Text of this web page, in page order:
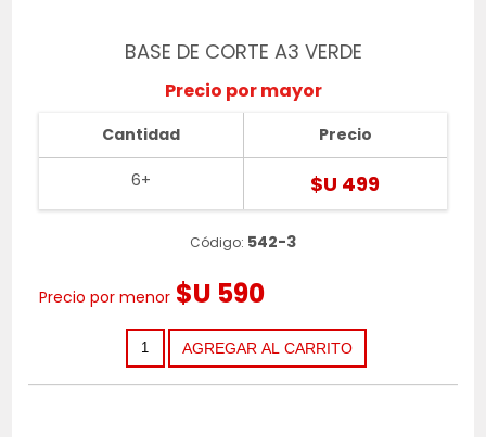
BASE DE CORTE A3 VERDE
Precio por mayor
Cantidad
6+
Precio
$U 499
Código: 542-3
Precio por menor $U 590